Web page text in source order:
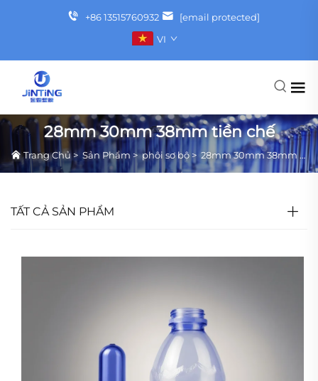
+86 13515760932
[email protected]
VI
28mm 30mm 38mm tiền chế
Trang Chủ> Sản Phẩm>phôi sơ bộ > 28mm 30mm 38mm tiền chế
TẤT CẢ SẢN PHẨM